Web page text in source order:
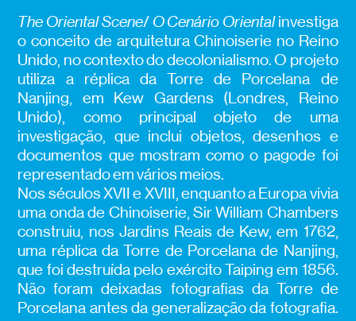
The Oriental Scene/ O Cenário Orientalinvestiga
o conceito de arquitetura Chinoiserie no Reino
Unido, no contexto do decolonialismo. O projeto
utiliza a réplica da Torre de Porcelana de
Nanjing, em Kew Gardens (Londres, Reino
Unido), como principal objeto de uma
investigação, que inclui objetos, desenhos e
documentos que mostram como o pagode foi
representado em vários meios.
Nos séculos XVII e XVIII, enquanto a Europa vivia
uma onda de Chinoiserie, Sir William Chambers
construiu, nos Jardins Reais de Kew, em 1762,
uma réplica da Torre de Porcelana de Nanjing,
que foi destruída pelo exército Taiping em 1856.
Não foram deixadas fotografias da Torre de
Porcelana antes da generalização da fotografia.